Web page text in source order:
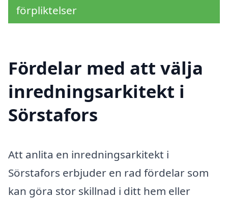
förpliktelser
Fördelar med att välja
inredningsarkitekt i
Sörstafors
Att anlita en inredningsarkitekt i
Sörstafors erbjuder en rad fördelar som
kan göra stor skillnad i ditt hem eller